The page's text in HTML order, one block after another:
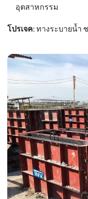
อุตสาหกรรม
โปรเจค: ทางระบายน้ำ